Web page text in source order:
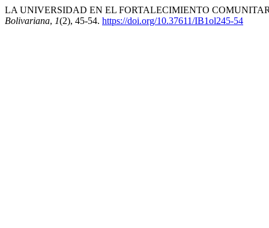
LA UNIVERSIDAD EN EL FORTALECIMIENTO
Bolivariana, 1(2), 45-54. https://doi.org/10.37611/IB1ol245-54